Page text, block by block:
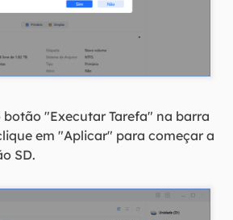
botão "Executar Tarefa" na barra
em "Aplicar" para começar a
SD.